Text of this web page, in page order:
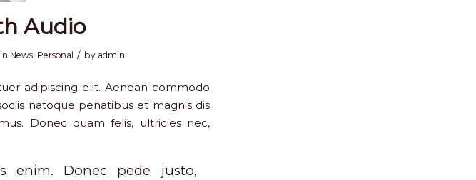
Audio
in News, Personal / by admin
adipiscing elit. Aenean commodo
natoque penatibus et magnis dis
Donec quam felis, ultricies nec,
enim. Donec pede justo,